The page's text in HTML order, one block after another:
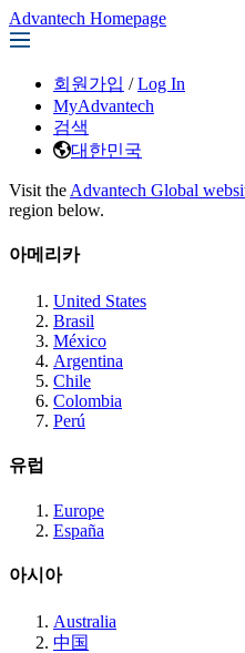
Advantech Homepage
회원가입 / Log In
MyAdvantech
검색
대한민국
Visit the Advantech Global
region below.
아메리카
United States
Brasil
México
Argentina
Chile
Colombia
Perú
유럽
Europe
España
아시아
Australia
中国